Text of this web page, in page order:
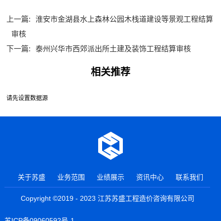
上一篇:
淮安市金湖县水上森林公园木栈道建设等景观工程结算
审核
下一篇:
泰州兴华市西郊派出所土建及装饰工程结算审核
相关推荐
请先设置数据源
关于苏盛 业务范围 业绩展示 资讯中心 联系我们
Copyright ©2019 - 2023 江苏苏盛工程造价咨询有限公司